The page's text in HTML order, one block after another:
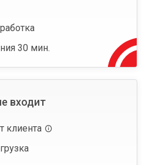
30 мин.
входит
клиента